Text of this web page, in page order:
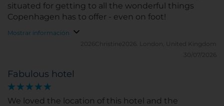
situated for getting to all the wonderful things
Copenhagen has to offer - even on foot!
Mostrar información
2026Christine2026.
London, United Kingdom
30/07/2026
Fabulous hotel
We loved the location of this hotel and the